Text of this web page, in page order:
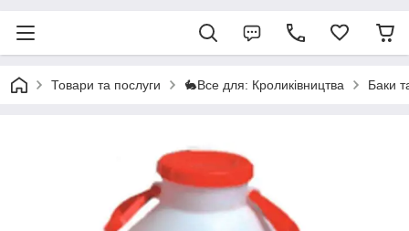
Товари та послуги 🐇Все для: Кроликівництва Баки